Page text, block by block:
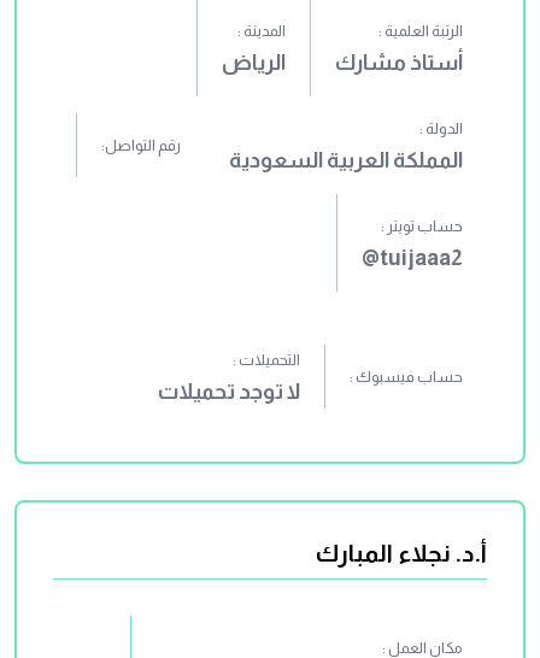
الرتبة العلمية :
أستاذ مشارك
المدينة :
الرياض
الدولة :
المملكة العربية السعودية
رقم التواصل:
حساب تويتر :
tuijaaa2@
حساب فيسبوك :
التحميلات :
لا توجد تحميلات
أ.د. نجلاء المبارك
مكان العمل :